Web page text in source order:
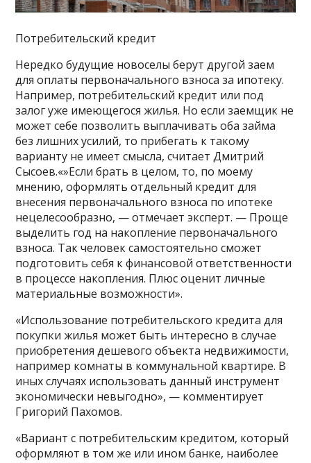
Потребительский кредит
Нередко будущие новоселы берут другой заем
для оплаты первоначального взноса за ипотеку.
Например, потребительский кредит или под
залог уже имеющегося жилья. Но если заемщик не
может себе позволить выплачивать оба займа
без лишних усилий, то прибегать к такому
варианту не имеет смысла, считает Дмитрий
Сысоев.«»Если брать в целом, то, по моему
мнению, оформлять отдельный кредит для
внесения первоначального взноса по ипотеке
нецелесообразно, — отмечает эксперт. — Проще
выделить год на накопление первоначального
взноса. Так человек самостоятельно сможет
подготовить себя к финансовой ответственности
в процессе накопления. Плюс оценит личные
материальные возможности».
«Использование потребительского кредита для
покупки жилья может быть интересно в случае
приобретения дешевого объекта недвижимости,
например комнаты в коммунальной квартире. В
иных случаях использовать данный инструмент
экономически невыгодно», — комментирует
Григорий Пахомов.
«Вариант с потребительским кредитом, который
оформляют в том же или ином банке, наиболее